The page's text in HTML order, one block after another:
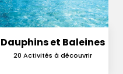
Dauphins et Baleines
20 Activités à découvrir